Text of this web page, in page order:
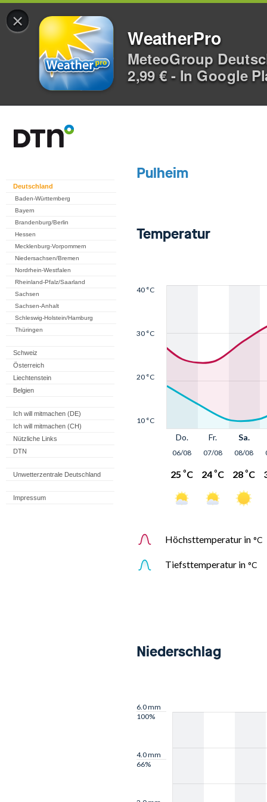
×
WeatherPro
MeteoGroup
2,99 € - In Google
Deutschland
Baden-Württemberg
Bayern
Brandenburg/Berlin
Hessen
Mecklenburg-Vorpommern
Niedersachsen/Bremen
Nordrhein-Westfalen
Rheinland-Pfalz/Saarland
Sachsen
Sachsen-Anhalt
Schleswig-Holstein/Hamburg
Thüringen
Schweiz
Österreich
Liechtenstein
Belgien
Ich will mitmachen (DE)
Ich will mitmachen (CH)
Nützliche Links
DTN
Unwetterzentrale Deutschland
Impressum